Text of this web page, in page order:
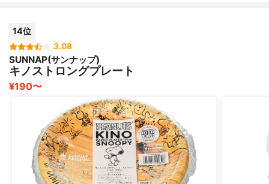
14位
3.08
SUNNAP(サンナップ)
キノストロングプレート
¥190〜